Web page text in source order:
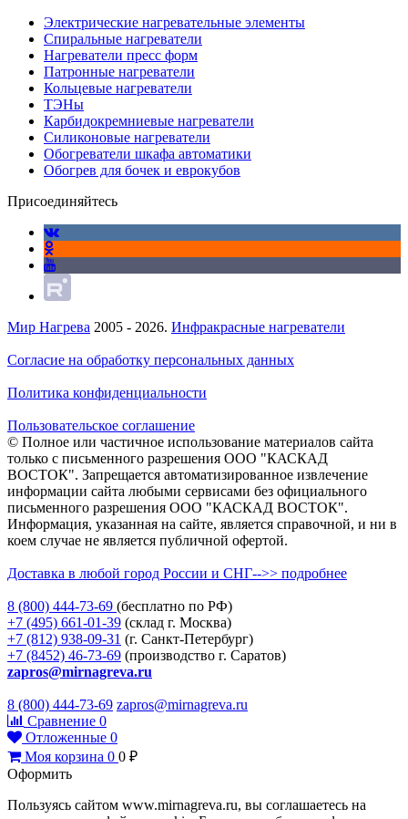
Электрические нагревательные элементы
Спиральные нагреватели
Нагреватели пресс форм
Патронные нагреватели
Кольцевые нагреватели
ТЭНы
Карбидокремниевые нагреватели
Силиконовые нагреватели
Обогреватели шкафа автоматики
Обогрев для бочек и еврокубов
Присоединяйтесь
Мир Нагрева 2005 - 2026. Инфракрасные нагреватели
Согласие на обработку персональных данных
Политика конфиденциальности
Пользовательское соглашение
© Полное или частичное использование материалов сайта
только с письменного разрешения ООО "КАСКАД
ВОСТОК". Запрещается автоматизированное извлечение
информации сайта любыми сервисами без официального
письменного разрешения ООО "КАСКАД ВОСТОК".
Информация, указанная на сайте, является справочной, и ни в
коем случае не является публичной офертой.
Доставка в любой город России и СНГ-->> подробнее
8 (800) 444-73-69 (бесплатно по РФ)
+7 (495) 661-01-39 (склад г. Москва)
+7 (812) 938-09-31 (г. Санкт-Петербург)
+7 (8452) 46-73-69 (производство г. Саратов)
zapros@mirnagreva.ru
8 (800) 444-73-69 zapros@mirnagreva.ru
Сравнение 0
Отложенные 0
Моя корзина 0 0 ₽
Оформить
Пользуясь сайтом www.mirnagreva.ru, вы соглашаетесь на